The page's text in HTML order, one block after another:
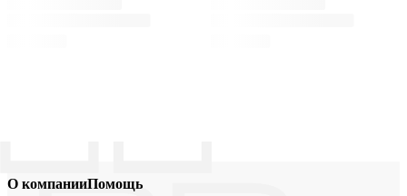
О компанииПомощь